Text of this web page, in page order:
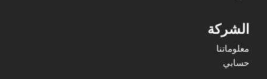
الشركة
معلوماتنا
حسابي